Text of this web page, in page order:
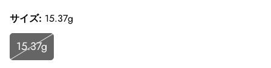
商品に関するお問い合わせは最寄りの店舗へご連絡下さ
い。
Corner Accessory原宿:東京都渋谷区神宫前4-28-14
サイズ: 15.37g
15.37g